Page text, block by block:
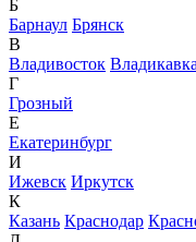
Б
Барнаул Брянск
В
Владивосток
Г
Грозный
Е
Екатеринбург
И
Ижевск Иркутск
К
Казань Краснодар